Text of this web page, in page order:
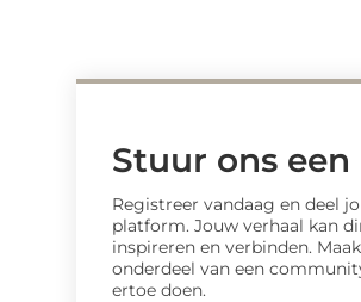
Stuur ons
Registreer vandaag en deel
platform. Jouw verhaal kan
inspireren en verbinden.
onderdeel van een
ertoe doen.